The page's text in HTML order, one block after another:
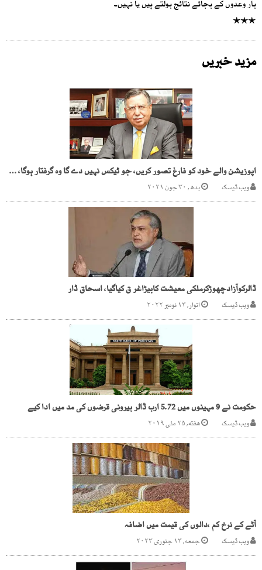
بار وعدوں کے بجائے نتائج بولتے ہیں یا نہیں۔
٭٭٭
مزید خبریں
اپوزیشن والے خود کو فارغ تصور کریں، جو ٹیکس نہیں دے گا وہ گرفتار ہوگا، وزیرخزانہ
ویب ڈیسک بدھ, ۳۰ جون ۲۰۲۱
ڈالرکوآزادچھوڑکرملکی معیشت کابیڑاغر ق کیاگیا، اسحاق ڈار
ویب ڈیسک اتوار, ۱۳ نومبر ۲۰۲۲
حکومت نے 9 مہینوں میں 5.72 ارب ڈالر بیرونی قرضوں کی مد میں ادا کیے
ویب ڈیسک هفته, ۲۵ مئی ۲۰۱۹
آٹے کے نرخ کم ،دالوں کی قیمت میں اضافہ
ویب ڈیسک جمعه, ۱۳ جنوری ۲۰۲۳